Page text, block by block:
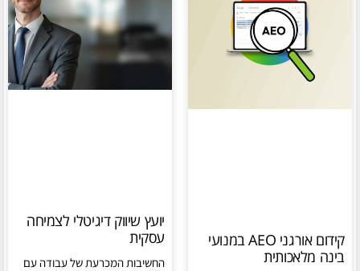
קידום אורגני AEO במנועי
בינה מלאכותית
יועץ שיווק דיגיטלי לצמיחה
עסקית
החשיבות המכרעת של עבודה עם